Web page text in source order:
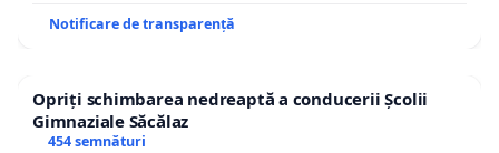
Notificare de transparență
Opriți schimbarea nedreaptă a conducerii Școlii
Gimnaziale Săcălaz
454 semnături